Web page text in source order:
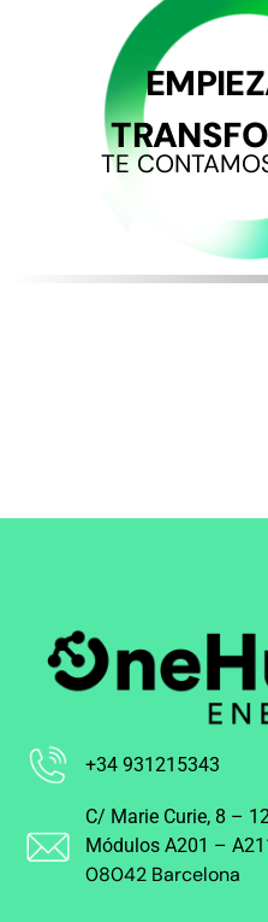
TE
+34 931215343
C/ Marie Curie, 8 –
Módulos A201 –
08042 Barcelona